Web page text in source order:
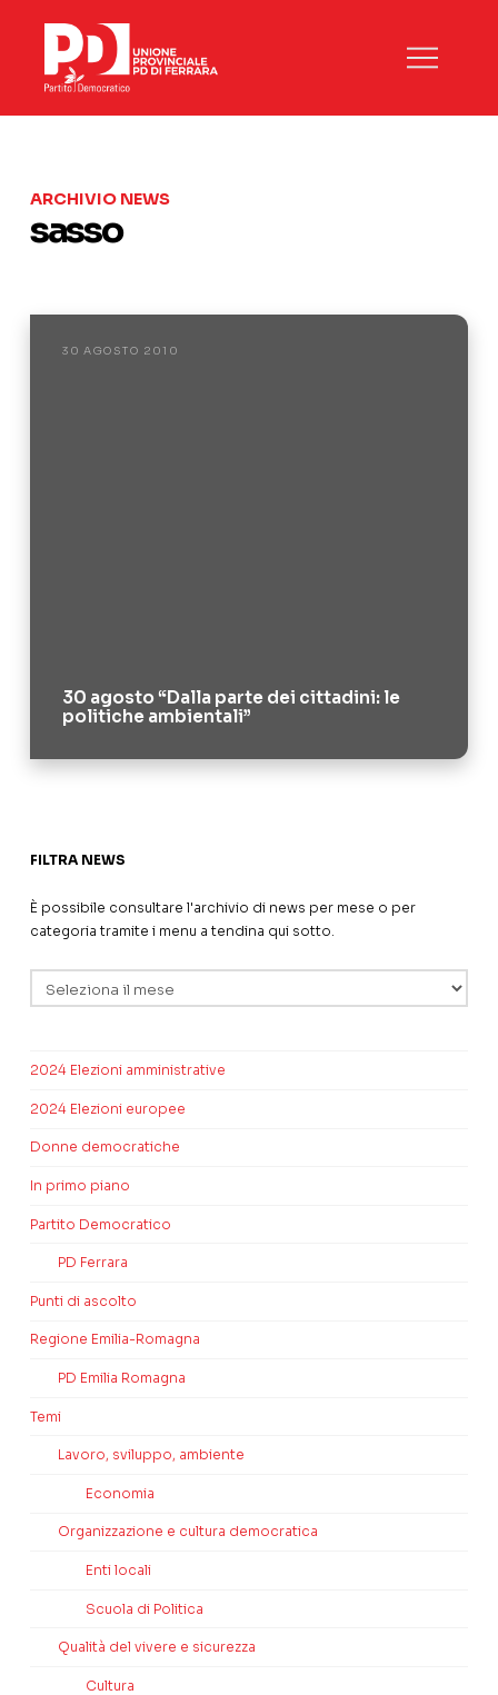
ARCHIVIO NEWS
sasso
30 AGOSTO 2010
30 agosto “Dalla parte dei cittadini: le
politiche ambientali”
FILTRA NEWS
È possibile consultare l'archivio di news per mese o per
categoria tramite i menu a tendina qui sotto.
2024 Elezioni amministrative
2024 Elezioni europee
Donne democratiche
In primo piano
Partito Democratico
PD Ferrara
Punti di ascolto
Regione Emilia-Romagna
PD Emilia Romagna
Temi
Lavoro, sviluppo, ambiente
Economia
Organizzazione e cultura democratica
Enti locali
Scuola di Politica
Qualità del vivere e sicurezza
Cultura